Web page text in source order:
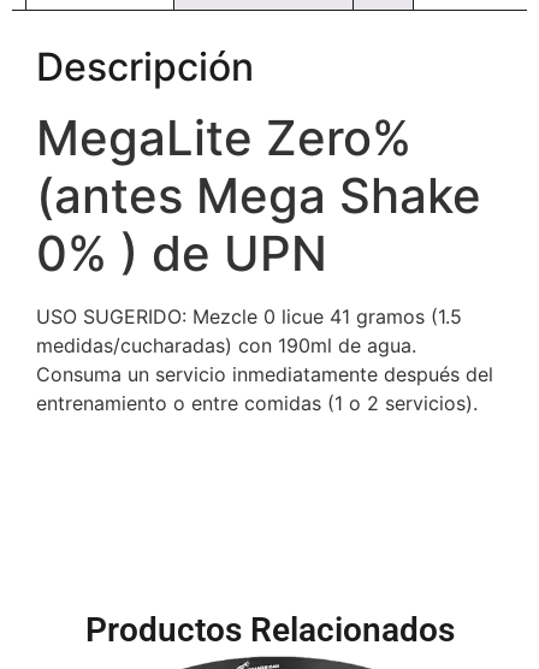
Descripción
MegaLite Zero%
(antes Mega Shake
0% ) de UPN
USO SUGERIDO: Mezcle 0 licue 41 gramos (1.5
medidas/cucharadas) con 190ml de agua.
Consuma un servicio inmediatamente después del
entrenamiento o entre comidas (1 o 2 servicios).
Productos Relacionados